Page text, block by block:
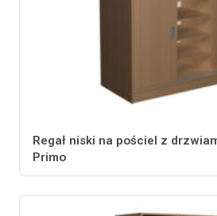
Regał niski na pościel z
Primo